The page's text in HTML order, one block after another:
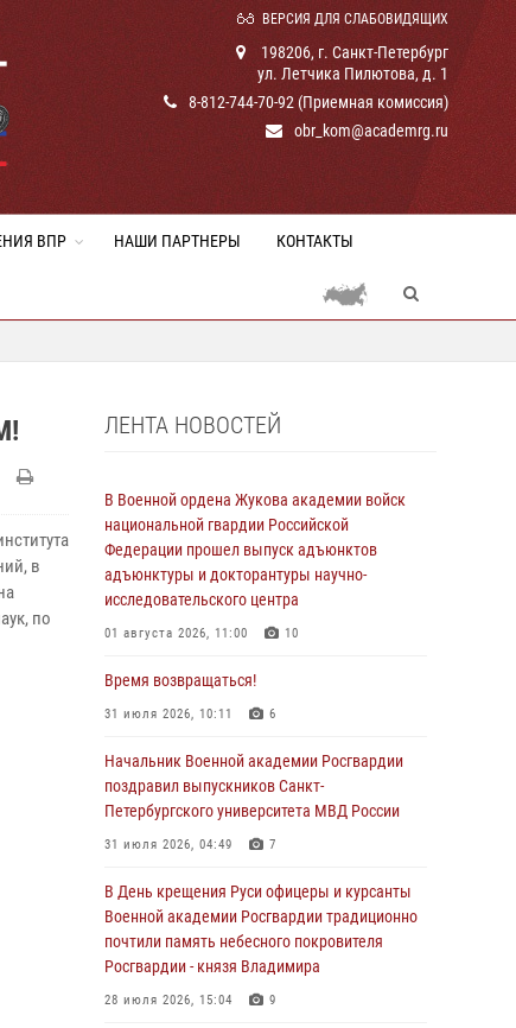
ВЕРСИЯ ДЛЯ СЛАБОВИДЯЩИХ
198206, г. Санкт-Петербург
ул. Летчика Пилютова, д. 1
8-812-744-70-92 (Приемная комиссия)
obr_kom@academrg.ru
ВПР НАШИ ПАРТНЕРЫ КОНТАКТЫ
в
по
ЛЕНТА НОВОСТЕЙ
В Военной ордена Жукова академии войск
национальной гвардии Российской
Федерации прошел выпуск адъюнктов
адъюнктуры и докторантуры научно-
исследовательского центра
01 августа 2026, 11:00 10
Время возвращаться!
31 июля 2026, 10:11 6
Начальник Военной академии Росгвардии
поздравил выпускников Санкт-
Петербургского университета МВД России
31 июля 2026, 04:49 7
В День крещения Руси офицеры и курсанты
Военной академии Росгвардии традиционно
почтили память небесного покровителя
Росгвардии - князя Владимира
28 июля 2026, 15:04 9